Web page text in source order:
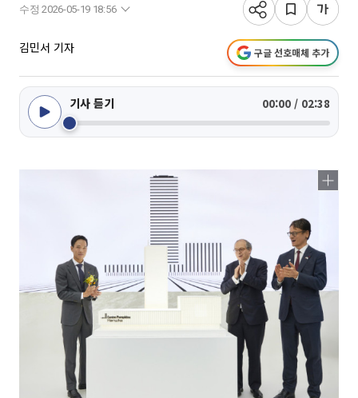
수정 2026-05-19 18:56
김민서 기자 구글 선호매체 추가
기사 듣기 00:00 / 02:38